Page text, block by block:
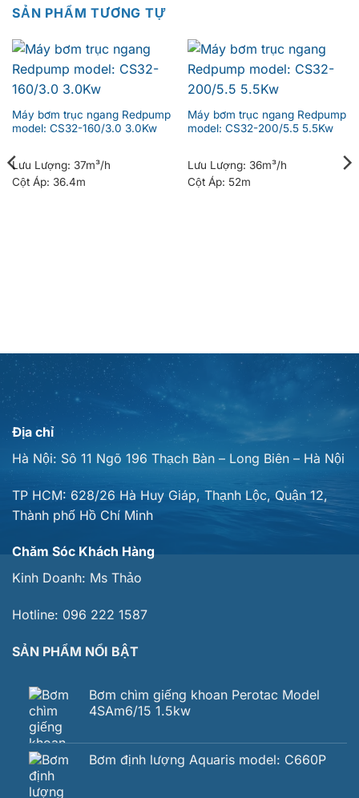
SẢN PHẨM TƯƠNG TỰ
Máy bơm trục ngang Redpump
model: CS32-160/3.0 3.0Kw
Lưu Lượng: 37m³/h
Cột Áp: 36.4m
Máy bơm trục ngang Redpump
model: CS32-200/5.5 5.5Kw
Lưu Lượng: 36m³/h
Cột Áp: 52m
Địa chỉ
Hà Nội: Sô 11 Ngõ 196 Thạch Bàn – Long Biên – Hà Nội
TP HCM: 628/26 Hà Huy Giáp, Thạnh Lộc, Quận 12,
Thành phố Hồ Chí Minh
Chăm Sóc Khách Hàng
Kinh Doanh: Ms Thảo
Hotline: 096 222 1587
SẢN PHẨM NỔI BẬT
Bơm chìm giếng khoan Perotac Model
4SAm6/15 1.5kw
Bơm định lượng Aquaris model: C660P